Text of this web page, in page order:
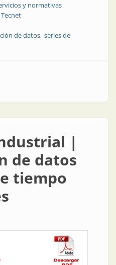
y normativas
Tecnet
de datos series de
| Recolección de datos de
|
de datos
tiempo